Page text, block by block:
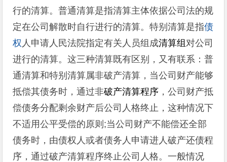
行的清算。普通清算是指清算主体依据公司法的规
定在公司解散时自行进行的清算。特别清算是指债
权 人申请人民法院指定有关人员组成清算组对公司
进行的清算。这三种清算既有区别，又有联系：普
通清算和特别清算属非破产清算，当公司财产能够
抵偿其债务时，通过非破产清算程序 ，公司财产抵
偿债务分配剩余财产后公司人格终止，这种情况下
不适用公平受偿的原则;当公司财产不能偿还全部
债务时，由债权人或者债务人申请进人破产还债程
序，通过破产清算程序终止公司人格。一般情况